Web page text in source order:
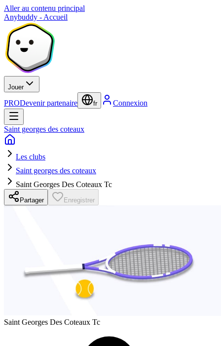
Aller au contenu principal
Anybuddy - Accueil
Jouer
PRODevenir partenaire fr Connexion
Saint georges des coteaux
Les clubs
Saint georges des coteaux
Saint Georges Des Coteaux Tc
Partager Enregistrer
Saint Georges Des Coteaux Tc